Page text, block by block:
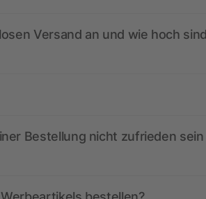
Versand an und wie hoch
Bestellung nicht zufrieden sein